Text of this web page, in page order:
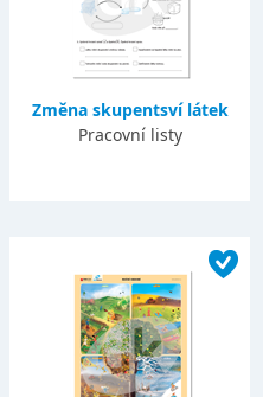
Změna skupentsví látek
Pracovní listy